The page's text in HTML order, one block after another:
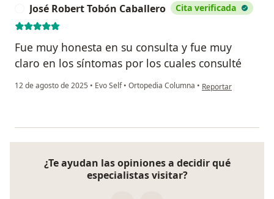
José Robert Tobón Caballero Cita verificada
Fue muy honesta en su consulta y fue muy
claro en los síntomas por los cuales consulté
12 de agosto de 2025 • Evo Self• Ortopedia Columna • en opinión del
Reportar
¿Te ayudan las opiniones a decidir qué
especialistas visitar?